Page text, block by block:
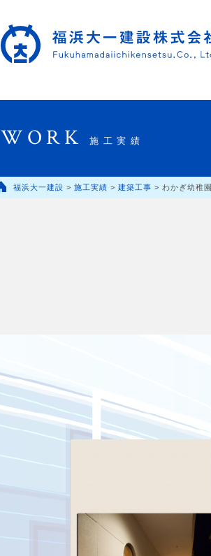
WORK 施工実績
福浜大一建設 > 施工実績 > 建築工事 > わかぎ幼稚